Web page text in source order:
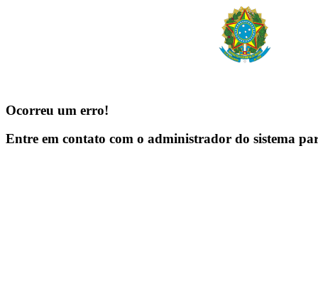
Ocorreu um erro!
Entre em contato com o administrador do sistema